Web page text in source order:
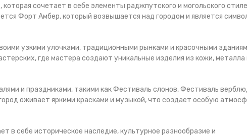
сочетает в себе элементы раджпутского и могольского
Форт Амбер, который возвышается над городом и является
узкими улочками, традиционными рынками и красочными
где мастера создают уникальные изделия из кожи, металла
и праздниками, такими как Фестиваль слонов, Фестиваль
оживает яркими красками и музыкой, что создает особую
в себе историческое наследие, культурное разнообразие и